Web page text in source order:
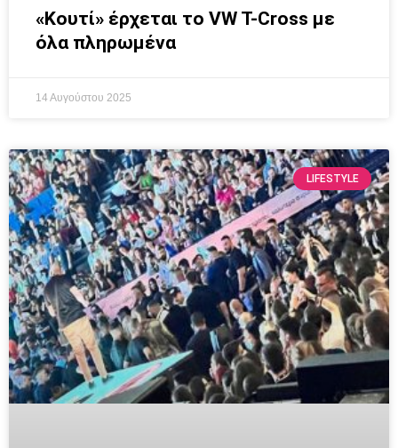
«Κουτί» έρχεται το VW T-Cross με
όλα πληρωμένα
14 Αυγούστου 2025
LIFESTYLE